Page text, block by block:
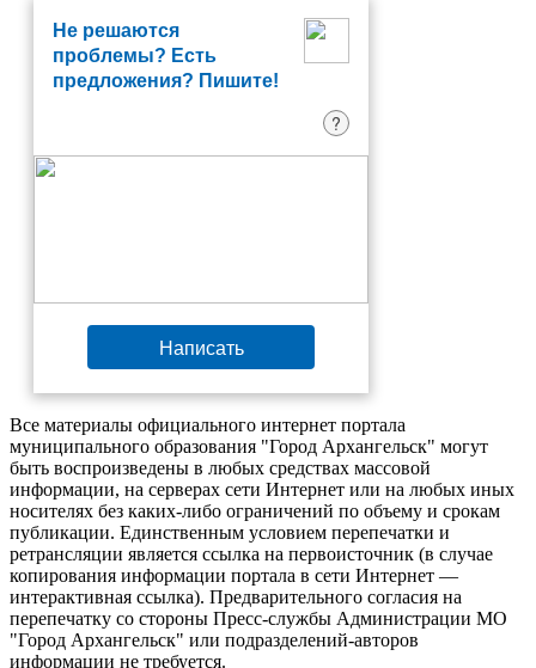
Не решаются
проблемы? Есть
предложения? Пишите!
?
Написать
Все материалы официального интернет портала
муниципального образования "Город Архангельск" могут
быть воспроизведены в любых средствах массовой
информации, на серверах сети Интернет или на любых иных
носителях без каких-либо ограничений по объему и срокам
публикации. Единственным условием перепечатки и
ретрансляции является ссылка на первоисточник (в случае
копирования информации портала в сети Интернет —
интерактивная ссылка). Предварительного согласия на
перепечатку со стороны Пресс-службы Администрации МО
"Город Архангельск" или подразделений-авторов
информации не требуется.